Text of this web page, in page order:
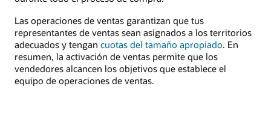
Las operaciones de ventas garantizan que tus
representantes de ventas sean asignados a los territorios
adecuados y tengan cuotas del tamaño apropiado. En
resumen, la activación de ventas permite que los
vendedores alcancen los objetivos que establece el
equipo de operaciones de ventas.